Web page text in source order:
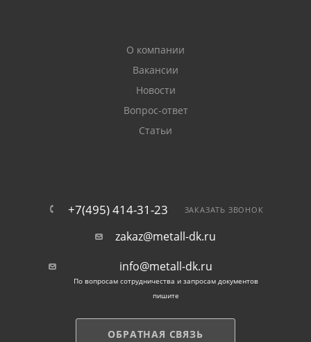
О компании
Вакансии
Новости
Вопрос-ответ
Статьи
+7(495) 414-31-23 ЗАКАЗАТЬ ЗВОНОК
zakaz@metall-dk.ru
info@metall-dk.ru
По вопросам сотрудничества и запросам документов
пишите
ОБРАТНАЯ СВЯЗЬ